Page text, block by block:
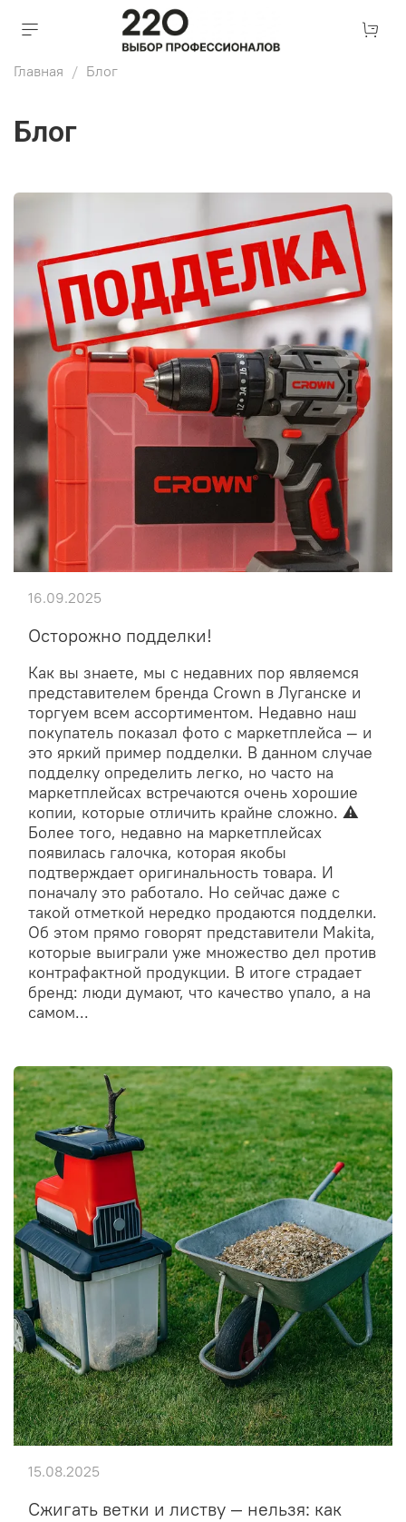
Главная Блог
Блог
Осторожно подделки!
Как вы знаете, мы с недавних пор являемся
представителем бренда Crown в Луганске и
торгуем всем ассортиментом. Недавно наш
покупатель показал фото с маркетплейса — и
это яркий пример подделки. В данном случае
подделку определить легко, но часто на
маркетплейсах встречаются очень хорошие
копии, которые отличить крайне сложно. ⚠️
Более того, недавно на маркетплейсах
появилась галочка, которая якобы
подтверждает оригинальность товара. И
поначалу это работало. Но сейчас даже с
такой отметкой нередко продаются подделки.
Об этом прямо говорят представители Makita,
которые выиграли уже множество дел против
контрафактной продукции. В итоге страдает
бренд: люди думают, что качество упало, а на
самом...
16.09.2025
Сжигать ветки и листву — нельзя: как
15.08.2025